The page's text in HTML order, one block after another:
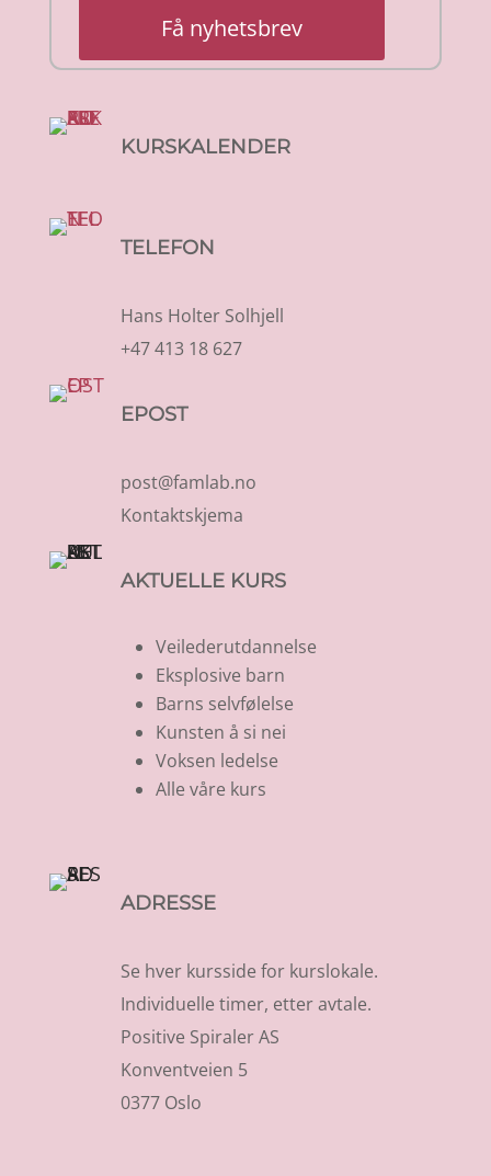
Få nyhetsbrev
KURSKALENDER
TELEFON
Hans Holter Solhjell
+47 413 18 627
EPOST
post@famlab.no
Kontaktskjema
AKTUELLE KURS
Veilederutdannelse
Eksplosive barn
Barns selvfølelse
Kunsten å si nei
Voksen ledelse
Alle våre kurs
ADRESSE
Se hver kursside for kurslokale.
Individuelle timer, etter avtale.
Positive Spiraler AS
Konventveien 5
0377 Oslo